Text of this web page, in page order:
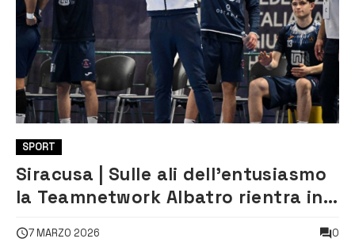
SPORT
Siracusa | Sulle ali dell’entusiasmo
la Teamnetwork Albatro rientra in
7 MARZO 2026 0